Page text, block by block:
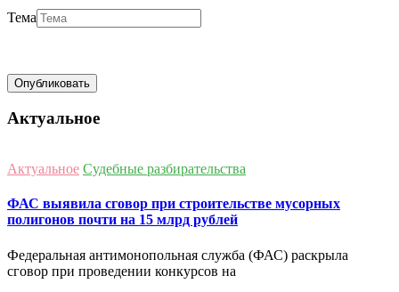
Тема
Актуальное
Актуальное Судебные разбирательства
ФАС выявила сговор при строительстве мусорных
полигонов почти на 15 млрд рублей
Федеральная антимонопольная служба (ФАС) раскрыла
сговор при проведении конкурсов на